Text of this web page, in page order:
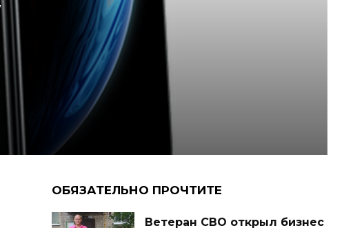
ОБЯЗАТЕЛЬНО ПРОЧТИТЕ
Ветеран СВО открыл бизнес